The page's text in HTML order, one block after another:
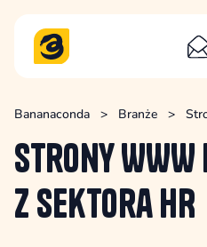
Bananaconda > Branże >
Strony
z sektora HR